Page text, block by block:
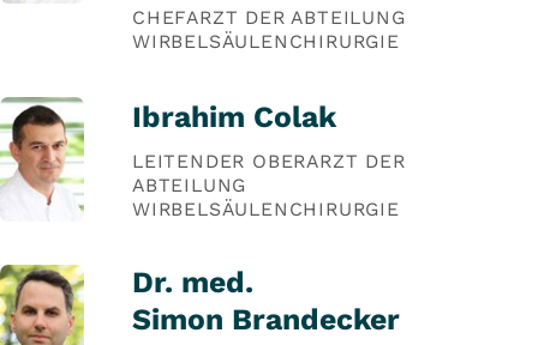
CHEFARZT DER ABTEILUNG
WIRBELSÄULENCHIRURGIE
Ibrahim Colak
LEITENDER OBERARZT DER
ABTEILUNG
WIRBELSÄULENCHIRURGIE
Dr. med.
Simon Brandecker